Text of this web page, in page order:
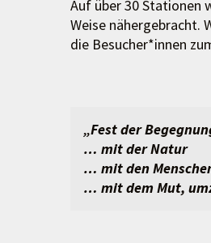
Auf über 30 Stationen
Weise nähergebracht.
die Besucher*innen
„Fest der
… mit der Natur
… mit den
… mit dem Mut,